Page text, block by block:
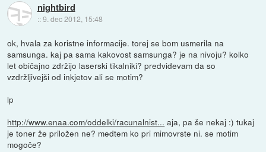
nightbird
::9. dec 2012, 15:48
ok, hvala za koristne informacije. torej se bom usmerila na
samsunga. kaj pa sama kakovost samsunga? je na nivoju? kolko
let običajno zdržijo laserski tikalniki? predvidevam da so
vzdržljivejši od inkjetov ali se motim?
lp
http://www.enaa.com/oddelki/racunalnist... aja, pa še nekaj :) tukaj
je toner že priložen ne? medtem ko pri mimovrste ni. se motim
mogoče?